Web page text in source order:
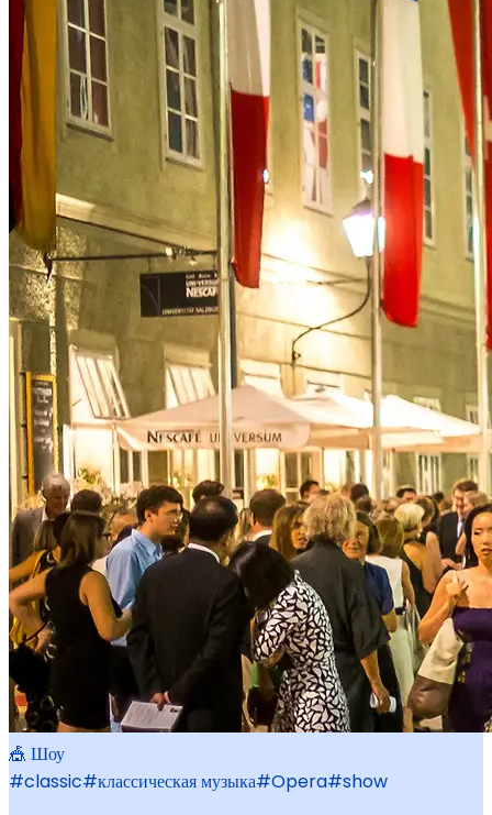
🎪 Шоу
#classic#классическая музыка#Opera#show